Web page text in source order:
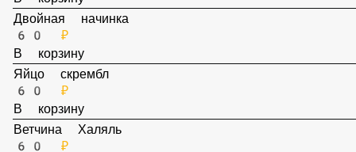
В корзину
Двойная начинка
60 ₽
В корзину
Яйцо скрембл
60 ₽
В корзину